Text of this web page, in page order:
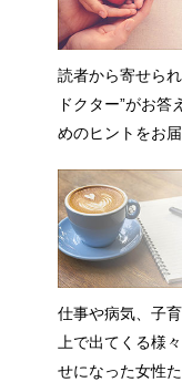
読者から寄せら
ドクター”がお
めのヒントをお届
仕事や病気、子
上で出てくる様
せになった女性